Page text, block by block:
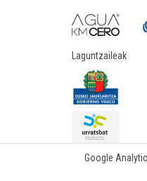
Google
Laguntzaileak